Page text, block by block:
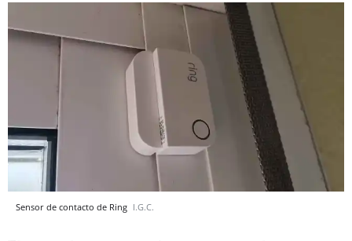
Sensor de contacto de Ring I.G.C.